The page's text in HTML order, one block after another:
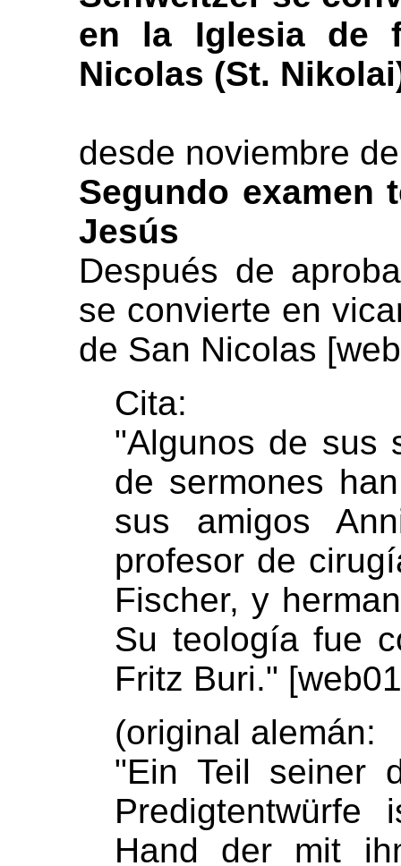
en la Iglesia de
Nicolas (St.
desde noviembre
Segundo examen
Jesús
Después de
se convierte en
de San Nicolas
Cita:
"Algunos de sus
de sermones
sus amigos
profesor de
Fischer, y
Su teología fue
Fritz Buri."
(original alemán:
"Ein Teil seiner
Hand der mit